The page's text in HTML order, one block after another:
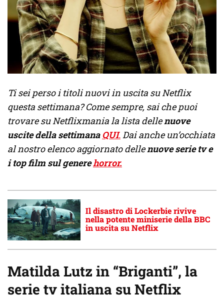
Ti sei perso i titoli nuovi in uscita su Netflix
questa settimana? Come sempre, sai che puoi
trovare su Netflixmania la lista dellenuove
uscite della settimana QUI. Dai anche un’occhiata
al nostro elenco aggiornato dellenuove serie tv e
i top film sul generehorror.
Il disastro di Lockerbie rivive
nella potente miniserie della BBC
in uscita su Netflix
Matilda Lutz in “Briganti”, la
serie tv italiana su Netflix